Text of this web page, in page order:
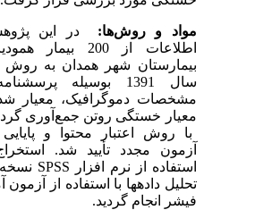
مواد و روش‌ها:در این
اطلاعات از 200 بیمار
بیمارستان شهر همدان به روش
سال 1391 بوسیله
مشخصات دموگرافیک، معیار
معیار خستگی روتن جمع‌آوری
با روش اعتبار محتوا و پایایی
آزمون مجدد تأیید شد. استخراج
استفاده از نرم ‌افزارSPSS
تحلیل داده‏ها با استفاده از آزمون
فیشر انجا‏م گردید.